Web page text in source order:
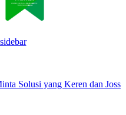
Solusi yang Keren dan Joss